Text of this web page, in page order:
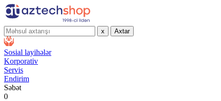
x Axtar
Sosial layihələr
Korporativ
Servis
Endirim
Səbət
0